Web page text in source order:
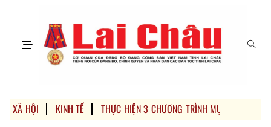
XÃ HỘI KINH TẾ THỰC HIỆN 3 CHƯƠNG TRÌNH MỤC TIÊU